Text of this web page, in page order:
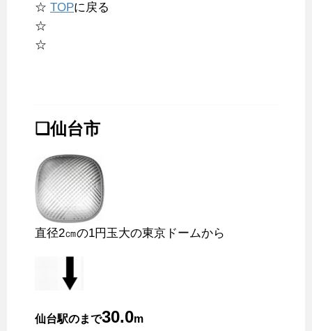
☆ TOPに戻る
☆
☆
❑仙台市
直径2㎝の1円玉大の東京ドームから
仙台駅のまで30.0m